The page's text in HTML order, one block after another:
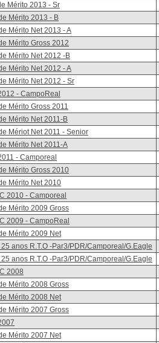
Mérito 2013 - Sr
Mérito 2013 - B
Mérito Net 2013 - A
Mérito Gross 2012
Mérito Net 2012 -B
Mérito Net 2012 - A
Mérito Net 2012 - Sr
- CampoReal
Mérito Gross 2011
Mérito Net 2011-B
Mériot Net 2011 - Senior
Mérito Net 2011-A
- Camporeal
Mérito Gross 2010
Mérito Net 2010
2010 - Camporeal
Mérito 2009 Gross
2009 - CampoReal
Mérito 2009 Net
anos R.T.O -Par3/PDR/Camporeal/G.Eagle
anos R.T.O -Par3/PDR/Camporeal/G.Eagle
2008
Mérito 2008 Gross
Mérito 2008 Net
Mérito 2007 Gross
Mérito 2007 Net